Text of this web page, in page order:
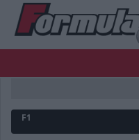
FORMULA
F1